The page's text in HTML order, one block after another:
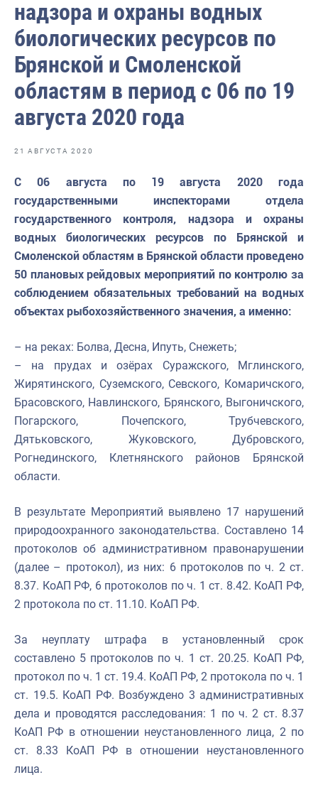
Отраслевые СМИ
Выставки и конференции
Научно-практическая литература
Рыбоохрана России
Отрасль в цифрах
Укрепление духовно-нравственных ценностей
События в России и мире
надзора и охраны водных
биологических ресурсов по
Брянской и Смоленской
областям в период с 06 по 19
августа 2020 года
21 АВГУСТА 2020
С 06 августа по 19 августа 2020 года
государственными инспекторами отдела
государственного контроля, надзора и охраны
водных биологических ресурсов по Брянской и
Смоленской областям в Брянской области проведено
50 плановых рейдовых мероприятий по контролю за
соблюдением обязательных требований на водных
объектах рыбохозяйственного значения, а именно:
– на реках: Болва, Десна, Ипуть, Снежеть;
– на прудах и озёрах Суражского, Мглинского,
Жирятинского, Суземского, Севского, Комаричского,
Брасовского, Навлинского, Брянского, Выгоничского,
Погарского, Почепского, Трубчевского,
Дятьковского, Жуковского, Дубровского,
Рогнединского, Клетнянского районов Брянской
области.
В результате Мероприятий выявлено 17 нарушений
природоохранного законодательства. Составлено 14
протоколов об административном правонарушении
(далее – протокол), из них: 6 протоколов по ч. 2 ст.
8.37. КоАП РФ, 6 протоколов по ч. 1 ст. 8.42. КоАП РФ,
2 протокола по ст. 11.10. КоАП РФ.
За неуплату штрафа в установленный срок
составлено 5 протоколов по ч. 1 ст. 20.25. КоАП РФ,
протокол по ч. 1 ст. 19.4. КоАП РФ, 2 протокола по ч. 1
ст. 19.5. КоАП РФ. Возбуждено 3 административных
дела и проводятся расследования: 1 по ч. 2 ст. 8.37
КоАП РФ в отношении неустановленного лица, 2 по
ст. 8.33 КоАП РФ в отношении неустановленного
лица.